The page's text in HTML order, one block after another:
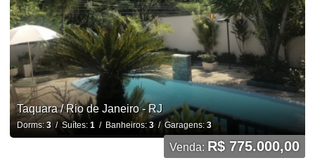
Taquara / Rio de Janeiro - RJ
Dorms: 3/ Suítes: 1 / Banheiros: 3/ Garagens:3
Venda: R$ 775.000,00